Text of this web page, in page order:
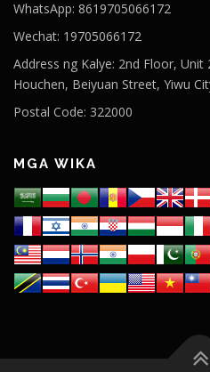
WhatsApp: 8619705066172
Wechat: 19705066172
Address ng Kalye: 2nd Floor, Unit
Houchen, Beiyuan Street, Yiwu
Postal Code: 322000
MGA WIKA